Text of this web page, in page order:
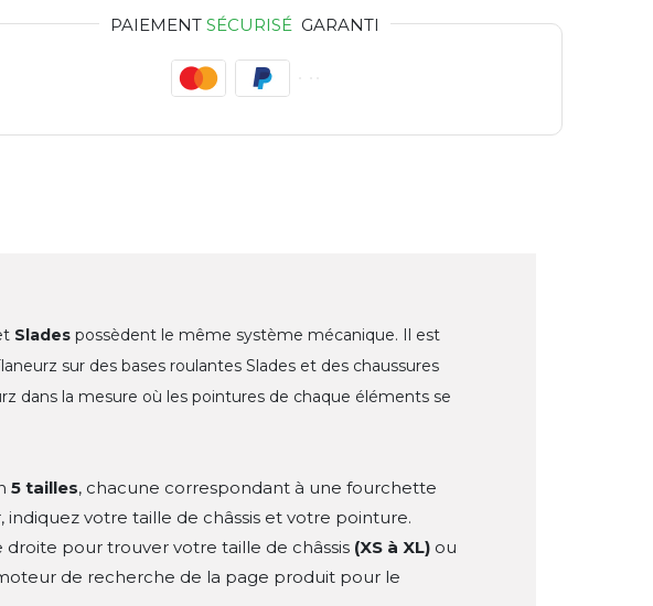
PAIEMENTSÉCURISÉ GARANTI
Slades possèdent le même système mécanique. Il est
sur des bases roulantes Slades et des chaussures
dans la mesure où les pointures de chaque éléments se
5 tailles, chacune correspondant à une fourchette
votre taille de châssis et votre pointure.
pour trouver votre taille de châssis (XS à XL) ou
de recherche de la page produit pour le